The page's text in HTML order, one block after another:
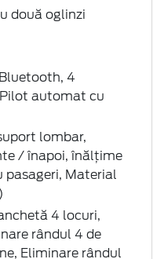
două oglinzi
4
automat cu
lombar,
/ înapoi, înălțime
Material
4 locuri,
rândul 4 de
Eliminare rândul